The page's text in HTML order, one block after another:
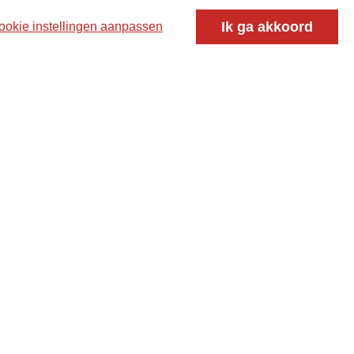
instellingen aanpassen Ik ga akkoord